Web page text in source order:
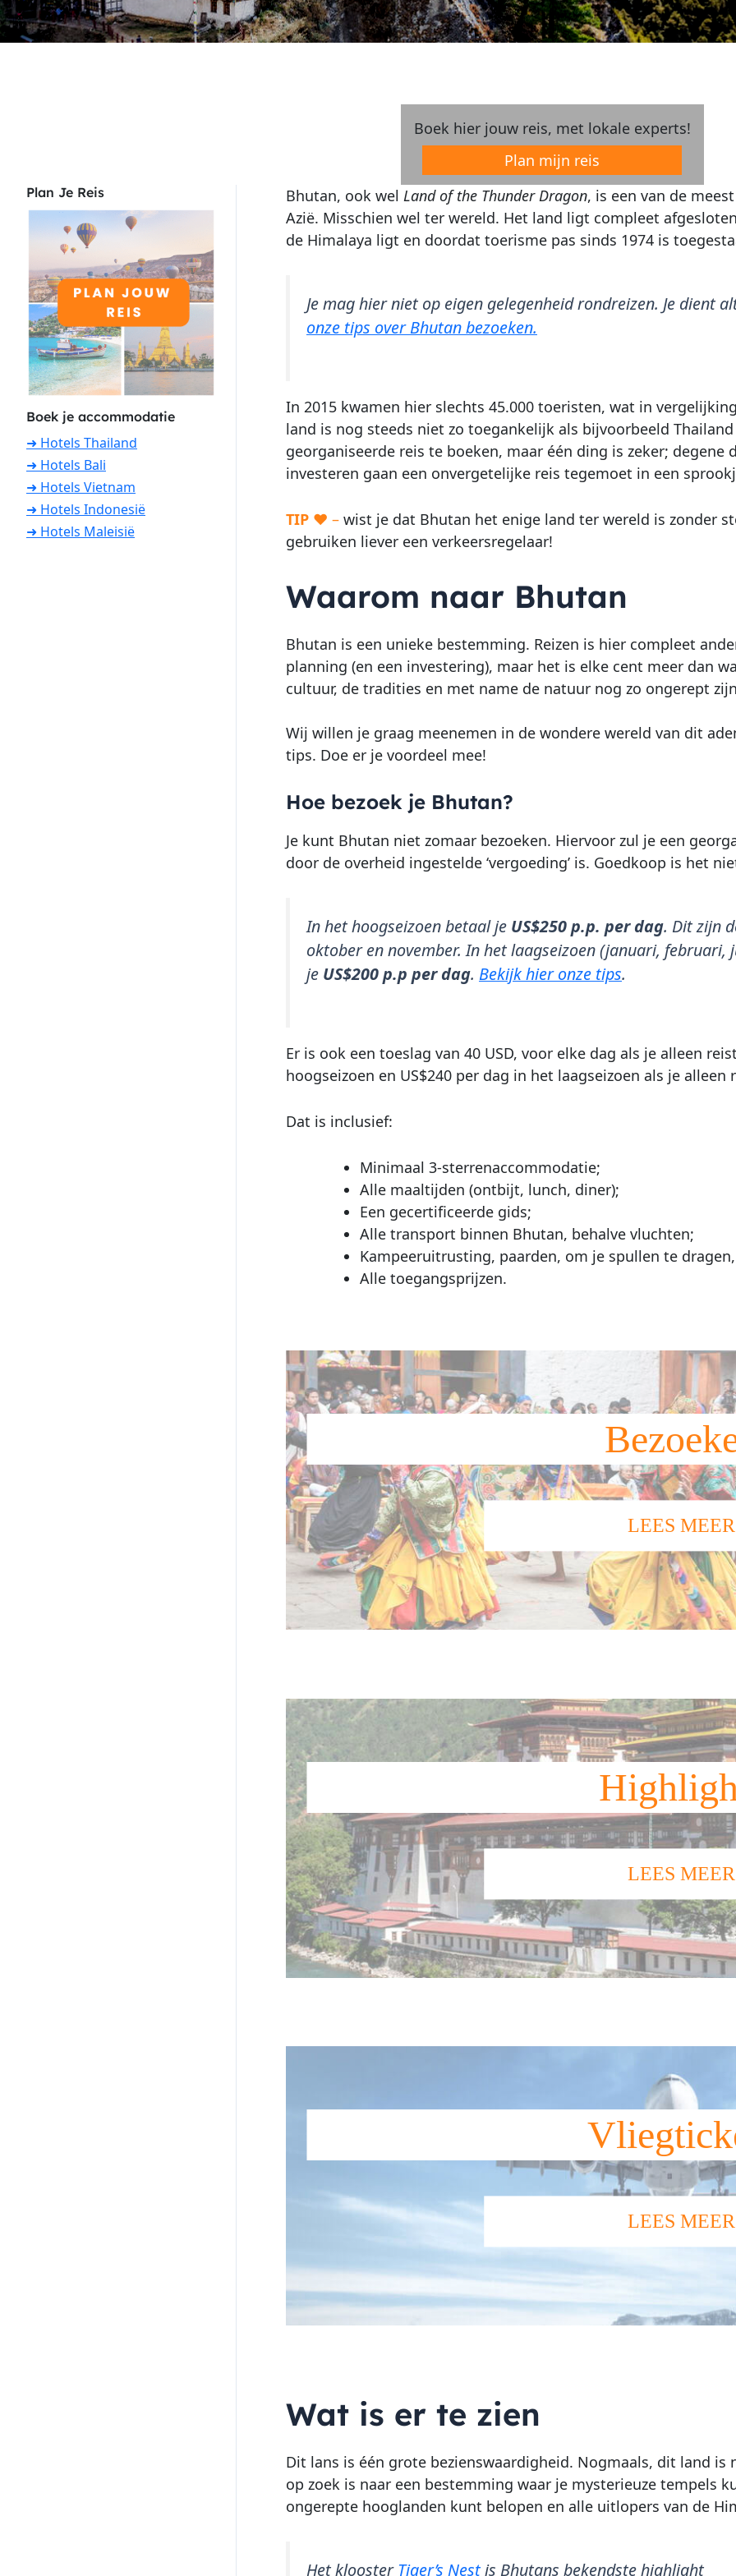
Boek hier jouw reis, met lokale experts!
Plan mijn reis
Plan Je Reis
Boek je accommodatie
➜ Hotels Thailand
➜ Hotels Bali
➜ Hotels Vietnam
➜ Hotels Indonesië
➜ Hotels Maleisië
Bhutan, ook wel Land of the Thunder Dragon, is een van de
Azië. Misschien wel ter wereld. Het land ligt compleet
de Himalaya ligt en doordat toerisme pas sinds 1974 is
Je mag hier niet op eigen gelegenheid rondreizen. Je dient
onze tips over Bhutan bezoeken.
In 2015 kwamen hier slechts 45.000 toeristen, wat in
land is nog steeds niet zo toegankelijk als bijvoorbeeld
georganiseerde reis te boeken, maar één ding is zeker;
investeren gaan een onvergetelijke reis tegemoet in een
TIP ♥ – wist je dat Bhutan het enige land ter wereld is zonder
gebruiken liever een verkeersregelaar!
Waarom naar Bhutan
Bhutan is een unieke bestemming. Reizen is hier compleet
planning (en een investering), maar het is elke cent meer dan
cultuur, de tradities en met name de natuur nog zo ongerept
Wij willen je graag meenemen in de wondere wereld van dit
tips. Doe er je voordeel mee!
Hoe bezoek je Bhutan?
Je kunt Bhutan niet zomaar bezoeken. Hiervoor zul je een
door de overheid ingestelde ‘vergoeding’ is. Goedkoop is het
In het hoogseizoen betaal je US$250 p.p. per dag. Dit zijn
oktober en november. In het laagseizoen (januari,
je US$200 p.p per dag. Bekijk hier onze tips.
Er is ook een toeslag van 40 USD, voor elke dag als je alleen
hoogseizoen en US$240 per dag in het laagseizoen als je alleen
Dat is inclusief:
Minimaal 3-sterrenaccommodatie;
Alle maaltijden (ontbijt, lunch, diner);
Een gecertificeerde gids;
Alle transport binnen Bhutan, behalve vluchten;
Kampeeruitrusting, paarden, om je spullen te
Alle toegangsprijzen.
LEES MEER
LEES MEER
LEES MEER
Wat is er te zien
Dit lans is één grote bezienswaardigheid. Nogmaals, dit land
op zoek is naar een bestemming waar je mysterieuze tempels
ongerepte hooglanden kunt belopen en alle uitlopers van de
Het klooster Tiger’s Nestis Bhutans bekendste highlight